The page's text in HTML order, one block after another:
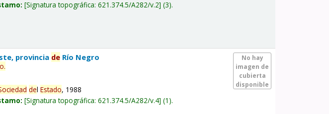
Signatura topográfica:621.374.5/A282/v.2 (3).
No hay
imagen de
cubierta
disponible
provincia de Río Negro
.
delEstado, 1988
Signatura topográfica:621.374.5/A282/v.4 (1).